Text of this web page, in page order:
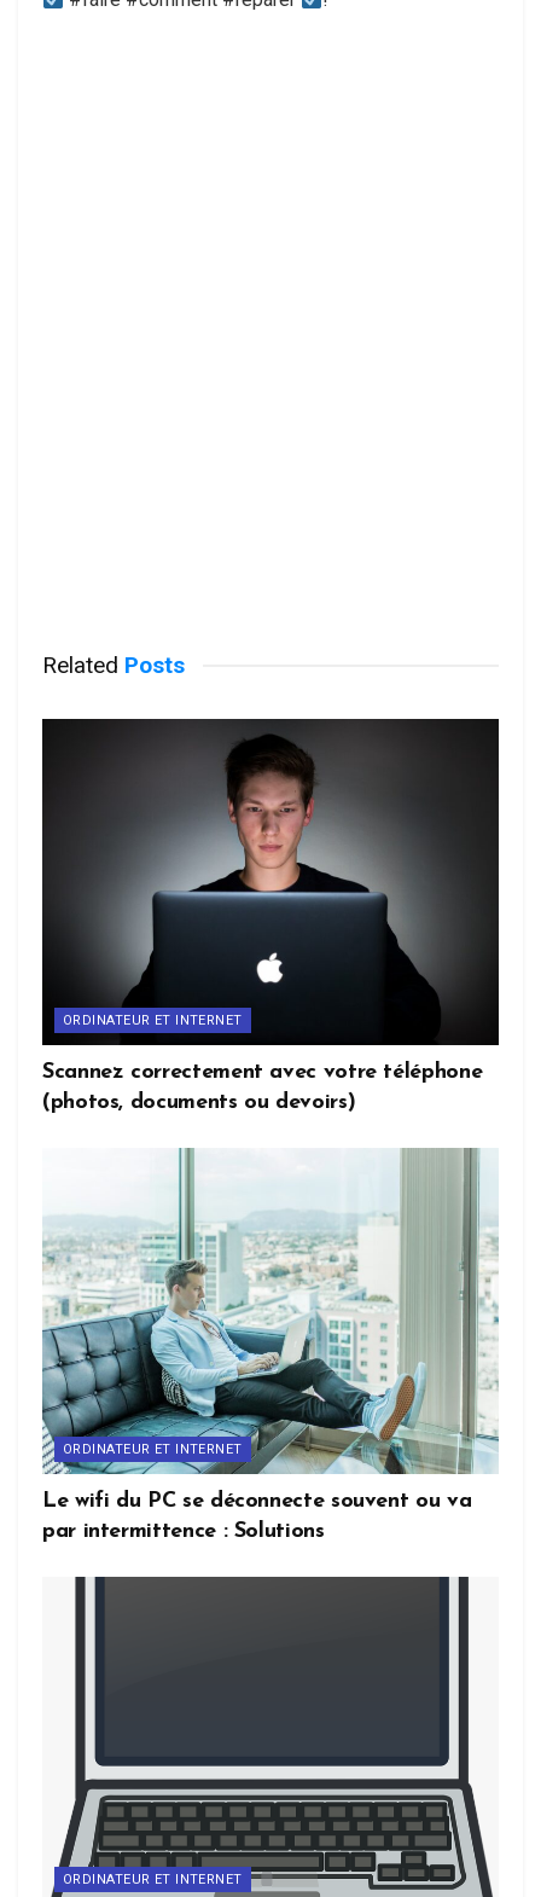
Related Posts
ORDINATEUR ET INTERNET
Scannez correctement avec votre téléphone
(photos, documents ou devoirs)
ORDINATEUR ET INTERNET
Le wifi du PC se déconnecte souvent ou va
par intermittence : Solutions
ORDINATEUR ET INTERNET